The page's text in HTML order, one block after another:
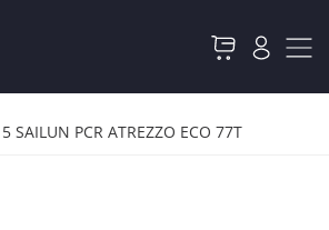
SAILUN PCR ATREZZO ECO 77T